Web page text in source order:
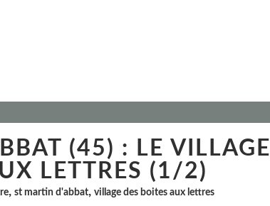
(45) : LE VILLAGE
LETTRES (1/2)
, st martin d'abbat, village des boites aux lettres